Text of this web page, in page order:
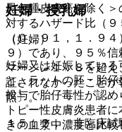
黒色腫皮膚癌を除く
対するハザード比（
（０．９１，１．９
９）であり、９５％
マージン１．８を超
証されなかったこと
照〕。
１５．２． 非臨床試
妊婦・授乳婦
（妊婦）
妊婦又は妊娠してい
と。ラットの胚・胎
投与で胎仔毒性が認
トピー性皮膚炎患者
きの血漿中濃度と比